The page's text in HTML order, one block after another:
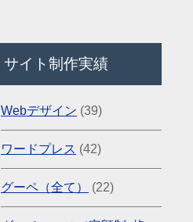
サイト制作実績
Webデザイン (39)
ワードプレス (42)
グーペ（全て） (22)